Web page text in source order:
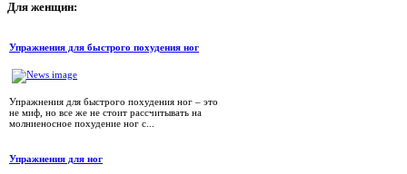
Для женщин:
Упражнения для быстрого похудения ног
Упражнения для быстрого похудения ног – это
не миф, но все же не стоит рассчитывать на
молниеносное похудение ног с...
Упражнения для ног